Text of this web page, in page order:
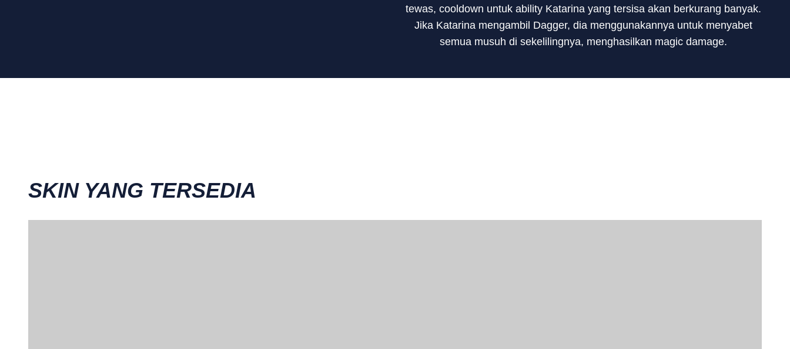
tewas, cooldown untuk ability Katarina yang tersisa akan berkurang banyak.
Jika Katarina mengambil Dagger, dia menggunakannya untuk menyabet
semua musuh di sekelilingnya, menghasilkan magic damage.
SKIN YANG TERSEDIA